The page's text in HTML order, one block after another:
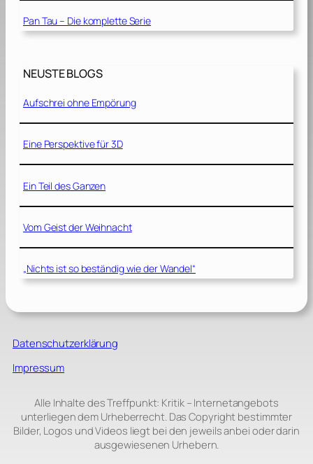
Pan Tau – Die komplette Serie
NEUSTE BLOGS
Aufschrei ohne Empörung
Eine Perspektive für 3D
Ein Teil des Ganzen
Vom Geist der Weihnacht
„Nichts ist so beständig wie der Wandel“
Datenschutzerklärung
Impressum
Alle Inhalte des Treffpunkt: Kritik – Internetangebots
unterliegen dem Urheberrecht. Das Copyright bestimmter
Bilder, Logos und Videos liegt bei den jeweils anbei oder darin
ausgewiesenen Urhebern.